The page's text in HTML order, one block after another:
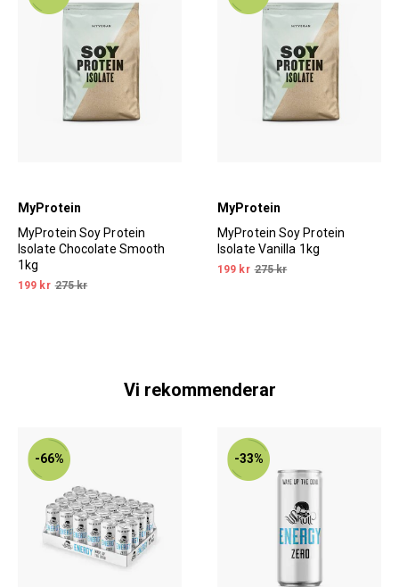
MyProtein
MyProtein Soy Protein
Isolate Chocolate Smooth
1kg
199 kr 275 kr
MyProtein
MyProtein Soy Protein
Isolate Vanilla 1kg
199 kr 275 kr
Vi rekommenderar
-66% -33%